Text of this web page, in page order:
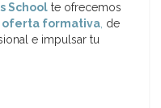
School te ofrecemos
oferta formativa, de
e impulsar tu